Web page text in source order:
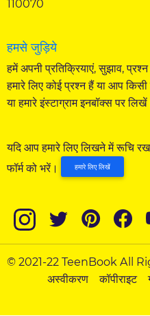
110070
हमसे जुड़िये
हमें अपनी प्रतिक्रियाएं, सुझाव,
हमारे लिए कोई प्रश्न हैं या आप
या हमारे इंस्टाग्राम इनबॉक्स पर
यदि आप हमारे लिए लिखने में रूचि
फॉर्म को भरें।
हमारे लिए लिखें
© 2021-22 TeenBook All
अस्वीकरण
कॉपीराइट